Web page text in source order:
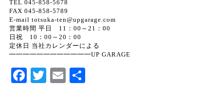
TEL 045-858-5678
FAX 045-858-5789
E-mail totsuka-ten@upgarage.com
営業時間 平日 11：00～21：00
日祝 10：00～20：00
定休日 当社カレンダーによる
━━━━━━━━━━━━UP GARAGE
Facebook
Twitter
EmailShare